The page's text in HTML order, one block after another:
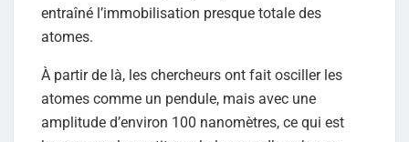
entraîné l’immobilisation presque totale des
atomes.
À partir de là, les chercheurs ont fait osciller les
atomes comme un pendule, mais avec une
amplitude d’environ 100 nanomètres, ce qui est